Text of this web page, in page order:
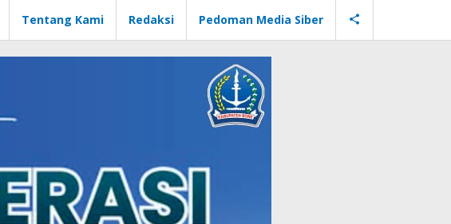
Tentang Kami Redaksi Pedoman Media Siber